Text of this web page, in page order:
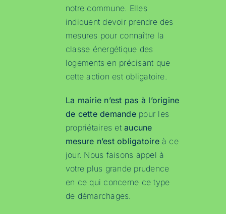
notre commune. Elles
indiquent devoir prendre des
mesures pour connaître la
classe énergétique des
logements en précisant que
cette action est obligatoire.
La mairie n’est pas à l’origine
de cette demandepour les
propriétaires etaucune
mesure n’est obligatoireà ce
jour. Nous faisons appel à
votre plus grande prudence
en ce qui concerne ce type
de démarchages.